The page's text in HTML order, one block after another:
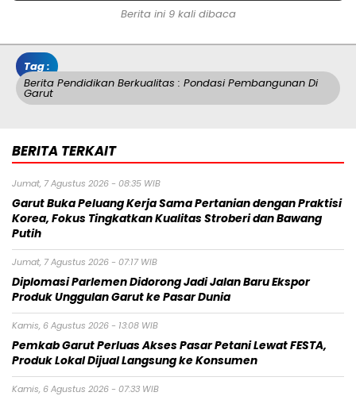
Berita ini 9 kali dibaca
Tag :
Berita Pendidikan Berkualitas : Pondasi Pembangunan Di
Garut
BERITA TERKAIT
Jumat, 7 Agustus 2026 - 08:35 WIB
Garut Buka Peluang Kerja Sama Pertanian dengan Praktisi
Korea, Fokus Tingkatkan Kualitas Stroberi dan Bawang
Putih
Jumat, 7 Agustus 2026 - 07:17 WIB
Diplomasi Parlemen Didorong Jadi Jalan Baru Ekspor
Produk Unggulan Garut ke Pasar Dunia
Kamis, 6 Agustus 2026 - 13:08 WIB
Pemkab Garut Perluas Akses Pasar Petani Lewat FESTA,
Produk Lokal Dijual Langsung ke Konsumen
Kamis, 6 Agustus 2026 - 07:33 WIB